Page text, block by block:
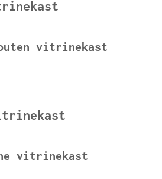
vitrinekast
vitrinekast